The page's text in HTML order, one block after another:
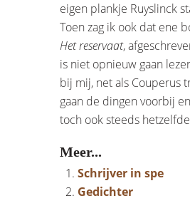
eigen plankje Ruyslinck
Toen zag ik ook dat ene
Het reservaat,
is niet opnieuw gaan
bij mij, net als Couperus
gaan de dingen voorbij
toch ook steeds
Meer...
Schrijver in spe
Gedichter